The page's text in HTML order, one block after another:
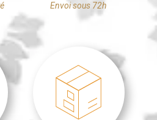
Envoi sous 72h